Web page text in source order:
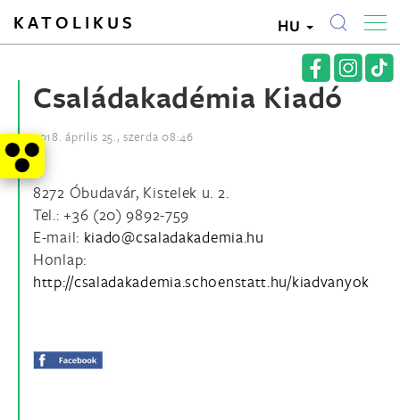
KATOLIKUS HU
Családakadémia Kiadó
2018. április 25., szerda 08:46
8272 Óbudavár, Kistelek u. 2.
Tel.: +36 (20) 9892-759
E-mail:
Honlap:
http://csaladakademia.schoenstatt.hu/kiadvanyok